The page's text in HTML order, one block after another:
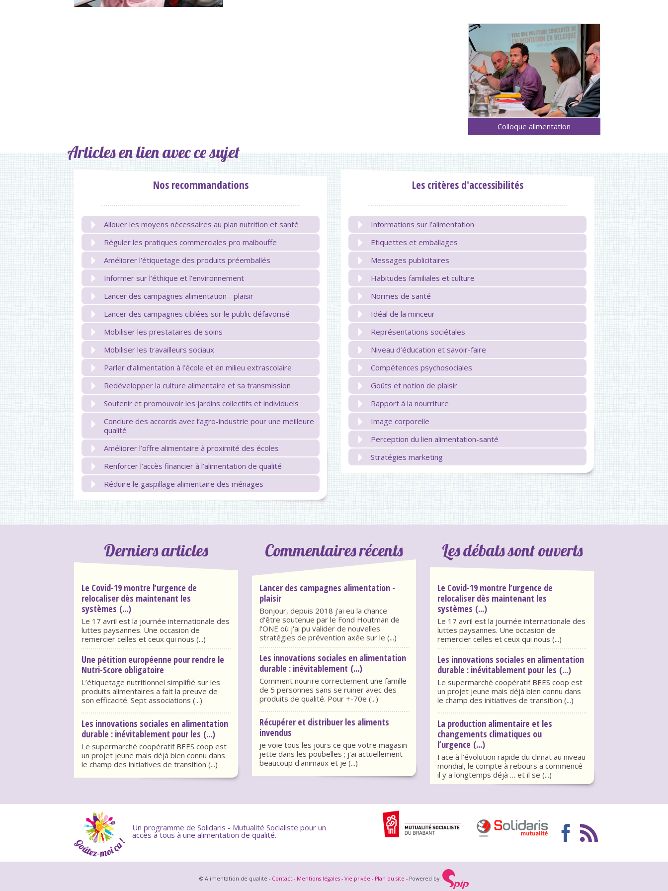
Colloque alimentation
Articles en lien avec ce sujet
Nos recommandations
Allouer les moyens nécessaires au plan nutrition et santé
Réguler les pratiques commerciales pro malbouffe
Améliorer l’étiquetage des produits préemballés
Informer sur l’éthique et l’environnement
Lancer des campagnes alimentation - plaisir
Lancer des campagnes ciblées sur le public défavorisé
Mobiliser les prestataires de soins
Mobiliser les travailleurs sociaux
Parler d’alimentation à l’école et en milieu extrascolaire
Redévelopper la culture alimentaire et sa transmission
Soutenir et promouvoir les jardins collectifs et individuels
Conclure des accords avec l’agro-industrie pour une meilleure
qualité
Améliorer l’offre alimentaire à proximité des écoles
Renforcer l’accès financier à l’alimentation de qualité
Réduire le gaspillage alimentaire des ménages
Les critères d'accessibilités
Informations sur l’alimentation
Etiquettes et emballages
Messages publicitaires
Habitudes familiales et culture
Normes de santé
Idéal de la minceur
Représentations sociétales
Niveau d’éducation et savoir-faire
Compétences psychosociales
Goûts et notion de plaisir
Rapport à la nourriture
Image corporelle
Perception du lien alimentation-santé
Stratégies marketing
Derniers articles
Le Covid-19 montre l’urgence de
relocaliser dès maintenant les
systèmes (...)
Le 17 avril est la journée internationale des
luttes paysannes. Une occasion de
remercier celles et ceux qui nous (...)
Une pétition européenne pour rendre le
Nutri-Score obligatoire
L’étiquetage nutritionnel simplifié sur les
produits alimentaires a fait la preuve de
son efficacité. Sept associations (...)
Les innovations sociales en alimentation
durable : inévitablement pour les (...)
Le supermarché coopératif BEES coop est
un projet jeune mais déjà bien connu dans
le champ des initiatives de transition (...)
Commentaires récents
Lancer des campagnes alimentation -
plaisir
Bonjour, depuis 2018 j'ai eu la chance
d'être soutenue par le Fond Houtman de
l'ONE où j'ai pu valider de nouvelles
stratégies de prévention axée sur le (...)
Les innovations sociales en alimentation
durable : inévitablement (...)
Comment nourire correctement une famille
de 5 personnes sans se ruiner avec des
produits de qualité. Pour +-70e (...)
Récupérer et distribuer les aliments
invendus
je voie tous les jours ce que votre magasin
jette dans les poubelles ; j'ai actuellement
beaucoup d'animaux et je (...)
Les débats sont ouverts
Le Covid-19 montre l’urgence de
relocaliser dès maintenant les
systèmes (...)
Le 17 avril est la journée internationale des
luttes paysannes. Une occasion de
remercier celles et ceux qui nous (...)
Les innovations sociales en alimentation
durable : inévitablement pour les (...)
Le supermarché coopératif BEES coop est
un projet jeune mais déjà bien connu dans
le champ des initiatives de transition (...)
La production alimentaire et les
changements climatiques ou
l’urgence (...)
Face à l’évolution rapide du climat au niveau
mondial, le compte à rebours a commencé
il y a longtemps déjà … et il se (...)
Un programme de Solidaris - Mutualité Socialiste pour un
accès à tous à une alimentation de qualité.
© Alimentation de qualité - Contact - Mentions légales - Vie privée - Plan du site - Powered by: